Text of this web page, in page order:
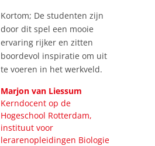
Marjon van Liessum
Kerndocent op de
Hogeschool Rotterdam,
instituut voor
lerarenopleidingen Biologie
Kortom; De studenten zijn
door dit spel een mooie
ervaring rijker en zitten
boordevol inspiratie om uit
te voeren in het werkveld.